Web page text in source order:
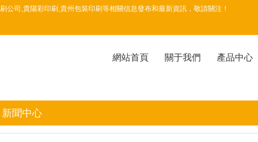
公司 ,貴陽彩印刷,貴州包裝印刷等相關信息發布和最新資訊，敬請關注！
網站首頁 關于我們 產品中心
新聞中心